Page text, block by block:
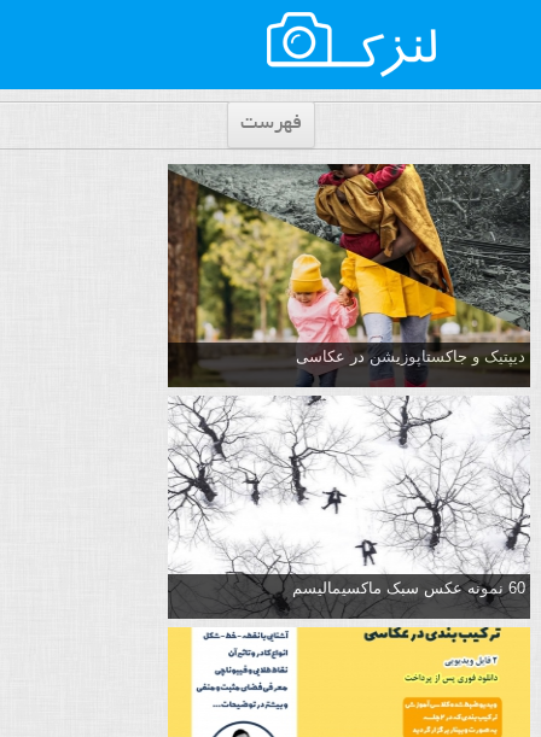
فهرست
دیپتیک و جاکستا‌پوزیشن در عکاسی
60 نمونه عکس سبک ماکسیمالیسم